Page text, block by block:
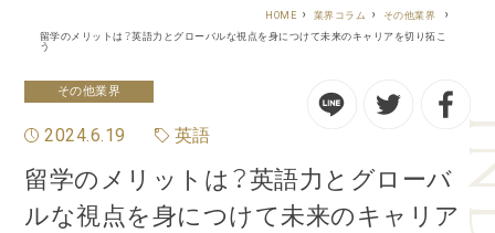
HOME 業界コラム
その他業界
留学のメリットは？英語力とグローバルな視点を身につけて未来のキャリアを切り拓こ
う
その他業界
2024.6.19 英語
留学のメリットは？英語力とグローバ
ルな視点を身につけて未来のキャリア